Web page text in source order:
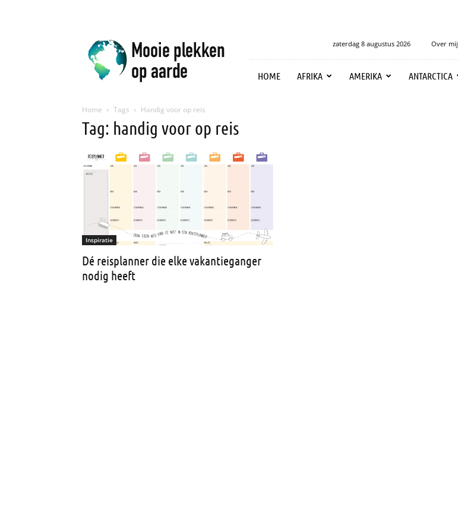
Mooie
plekken
op
aarde
zaterdag 8 augustus 2026 Over mij
HOME AFRIKA AMERIKA ANTARCTICA
Home Tags Handig voor op reis
Tag: handig voor op reis
Inspiratie
Dé reisplanner die elke vakantieganger
nodig heeft